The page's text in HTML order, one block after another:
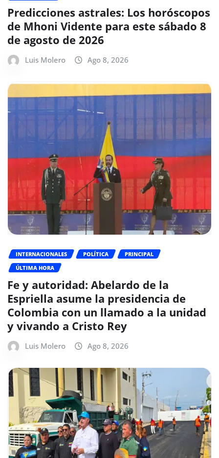
Predicciones astrales: Los horóscopos
de Mhoni Vidente para este sábado 8
de agosto de 2026
Luis Molero Ago 8, 2026
INTERNACIONALES POLÍTICA
PRINCIPAL
ÚLTIMA HORA
Fe y autoridad: Abelardo de la
Espriella asume la presidencia de
Colombia con un llamado a la unidad
y vivando a Cristo Rey
Luis Molero Ago 8, 2026